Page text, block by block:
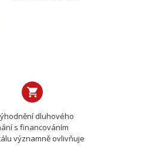
dluhového
s financováním
významně ovlivňuje